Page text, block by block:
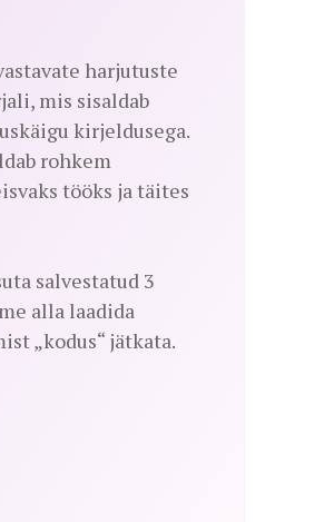
harjutuste
mis sisaldab
kirjeldusega.
rohkem
tööks ja täites
salvestatud 3
alla laadida
„kodus“ jätkata.